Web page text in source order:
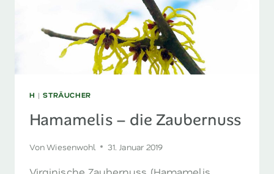
H |STRÄUCHER
Hamamelis – die Zaubernuss
Von Wiesenwohl 31. Januar 2019